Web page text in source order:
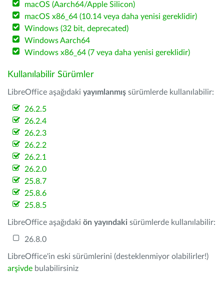
macOS (Aarch64/Apple Silicon)
macOS x86_64 (10.14 veya daha yenisi gereklidir)
Windows (32 bit, deprecated)
Windows Aarch64
Windows x86_64 (7 veya daha yenisi gereklidir)
Kullanılabilir Sürümler
LibreOffice aşağıdaki yayımlanmış sürümlerde kullanılabilir:
26.2.5
26.2.4
26.2.3
26.2.2
26.2.1
26.2.0
25.8.7
25.8.6
25.8.5
LibreOffice aşağıdaki ön yayındaki sürümlerde kullanılabilir:
26.8.0
LibreOffice'in eski sürümlerini (desteklenmiyor olabilirler!)
arşivde bulabilirsiniz